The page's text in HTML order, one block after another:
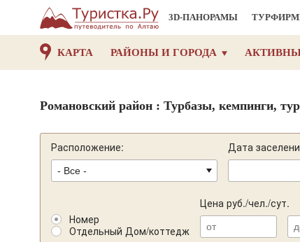
3D-ПАНОРАМЫ
КАРТА РАЙОНЫ И ГОРОДА
Романовский район : Турбазы, кемпинги,
Расположение: Дата
Номер
Отдельный Дом/коттедж
Цена руб./чел./сут.